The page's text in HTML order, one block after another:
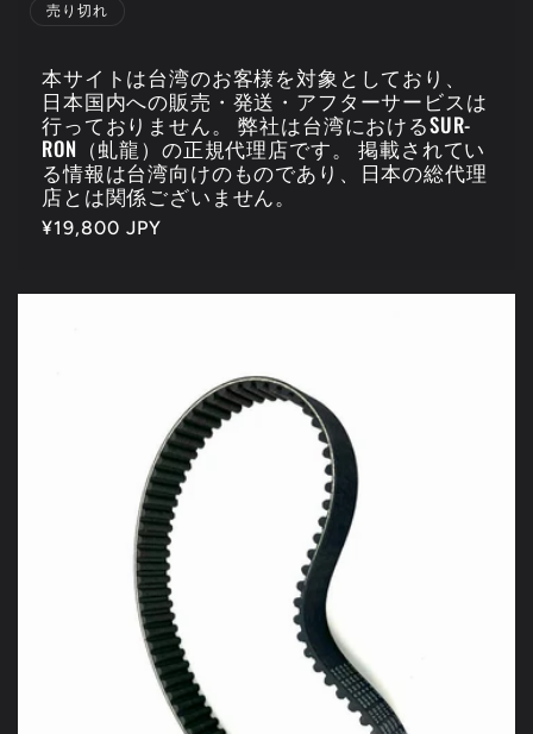
売り切れ
本サイトは台湾のお客様を対象としており、
日本国内への販売・発送・アフターサービスは
行っておりません。 弊社は台湾におけるSUR-
RON（虬龍）の正規代理店です。 掲載されてい
る情報は台湾向けのものであり、日本の総代理
店とは関係ございません。
通
¥19,800 JPY